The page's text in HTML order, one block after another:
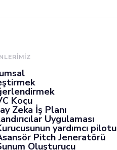
Koçu
Zeka İş Planı
Uygulaması
yardımcı pilotu
Pitch Jeneratörü
Oluşturucu